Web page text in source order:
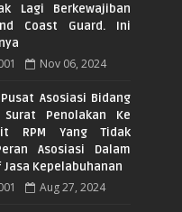
Lagi Berkewajiban
Coast Guard. Ini
Nov 06, 2024
Asosiasi Bidang
Penolakan Ke
RPM Yang Tidak
Asosiasi Dalam
Kepelabuhanan
Aug 27, 2024